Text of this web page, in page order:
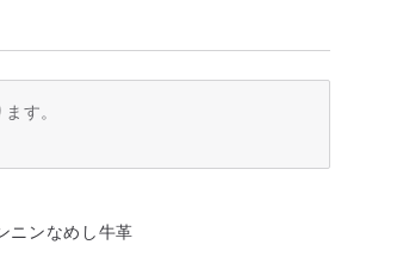
す。
ニンなめし牛革